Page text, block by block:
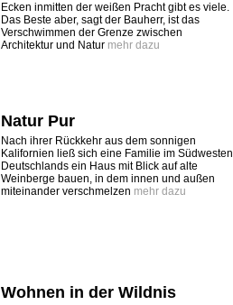
Ecken inmitten der weißen Pracht gibt es viele.
Das Beste aber, sagt der Bauherr, ist das
Verschwimmen der Grenze zwischen
Architektur und Natur mehr dazu
Natur Pur
Nach ihrer Rückkehr aus dem sonnigen
Kalifornien ließ sich eine Familie im Südwesten
Deutschlands ein Haus mit Blick auf alte
Weinberge bauen, in dem innen und außen
miteinander verschmelzen mehr dazu
Wohnen in der Wildnis